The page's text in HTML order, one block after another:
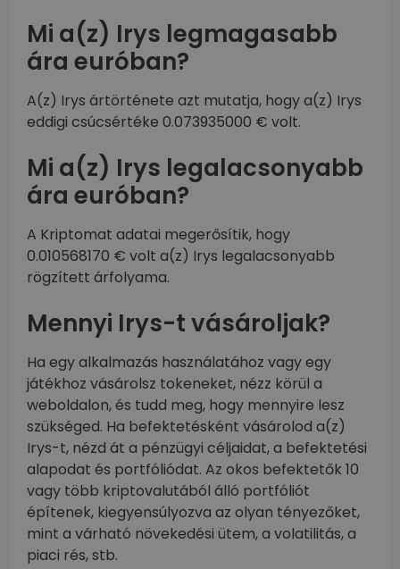
Mi a(z) Irys legmagasabb
ára euróban?
A(z) Irys ártörténete azt mutatja, hogy a(z) Irys
eddigi csúcsértéke 0.073935000 € volt.
Mi a(z) Irys legalacsonyabb
ára euróban?
A Kriptomat adatai megerősítik, hogy
0.010568170 € volt a(z) Irys legalacsonyabb
rögzített árfolyama.
Mennyi Irys-t vásároljak?
Ha egy alkalmazás használatához vagy egy
játékhoz vásárolsz tokeneket, nézz körül a
weboldalon, és tudd meg, hogy mennyire lesz
szükséged. Ha befektetésként vásárolod a(z)
Irys-t, nézd át a pénzügyi céljaidat, a befektetési
alapodat és portfóliódat. Az okos befektetők 10
vagy több kriptovalutából álló portfóliót
építenek, kiegyensúlyozva az olyan tényezőket,
mint a várható növekedési ütem, a volatilitás, a
piaci rés, stb.